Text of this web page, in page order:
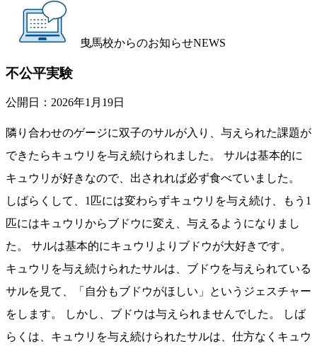
曳馬校からのお知らせNEWS
不公平実験
公開日： 2026年1月19日
隣り合わせのゲージに双子のサルが入り、与えられた課題が
できたらキュウリを与え続けられました。 サルは基本的に
キュウリが好きなので、出されれば必ず食べていました。
しばらくして、1匹には変わらずキュウリを与え続け、もう1
匹にはキュウリからブドウに変え、与えるようになりまし
た。 サルは基本的にキュウリよりブドウが大好きです。
キュウリを与え続けられたサルは、ブドウを与えられている
サルを見て、「自分もブドウがほしい」というジェスチャー
をします。 しかし、ブドウは与えられませんでした。 しば
らくは、キュウリを与え続けられたサルは、仕方なくキュウ